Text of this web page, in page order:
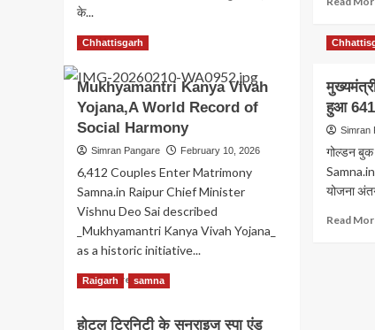
3515
होंगे
शामिल
के...
Read MoreRead
about
युवा
कांग्रेस
के
उपाध्यक्ष
बने
संजय
चौधरी,प्रखर
सरायपाली
शहर
की
Chhattisgarh
Mukhyamantri Kanya Vivah
Yojana,A World Record of
Social Harmony
Simran Pangare February 10, 2026
6,412 Couples Enter Matrimony
Samna.in Raipur Chief Minister
Vishnu Deo Sai described
_Mukhyamantri Kanya Vivah Yojana_
as a historic initiative...
Read MoreRead
Mukhyamantri
हुआ
Simran
गोल्डन
Samna.in
योजना
Read
Raigarh samna
होटल ट्रिनिटी के सनराइज स्पा एंड